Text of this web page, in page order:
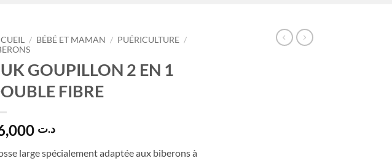
/ BÉBÉ ET MAMAN / PUÉRICULTURE /
GOUPILLON 2 EN 1
FIBRE
د.ت
large spécialement adaptée aux biberons à